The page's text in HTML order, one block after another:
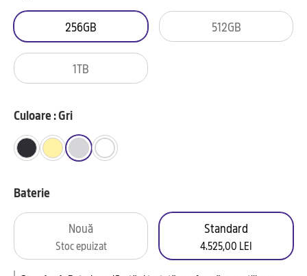
256GB 512GB
1TB
Culoare : Gri
Baterie
Nouă
Stoc epuizat
Standard
4.525,00 LEI